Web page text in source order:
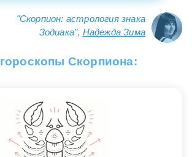
"Скорпион: астрология знака
Зодиака", Надежда Зима
Скорпиона: